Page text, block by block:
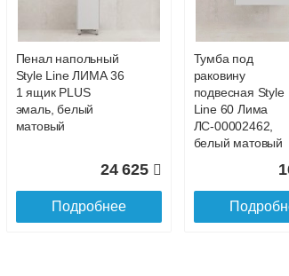
до подъезда
Пенал напольный
Style Line ЛИМА 36
1 ящик PLUS
эмаль, белый
матовый
24 625
Подробнее
Тумба под
раковину
подвесная Style
Line 60 Лима
ЛС-00002462,
белый матовый